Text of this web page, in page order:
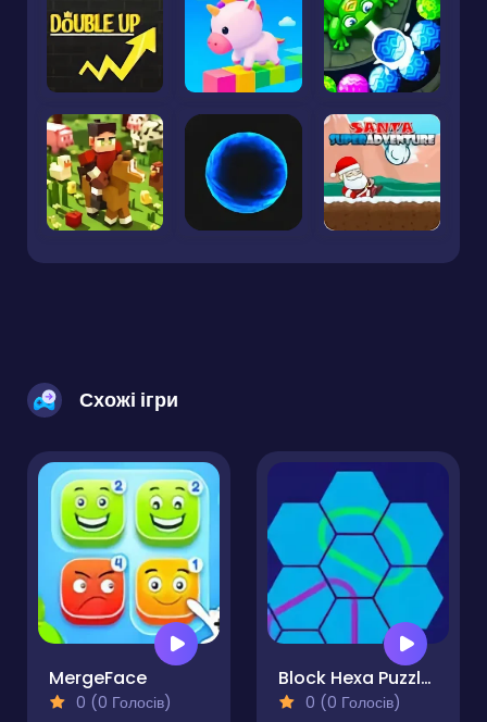
Схожі ігри
MergeFace
0 (0 Голосів)
Block Hexa Puzzle Pro
0 (0 Голосів)